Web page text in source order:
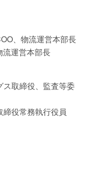
、物流運営本部長
流運営本部長
取締役、監査等委
役常務執行役員